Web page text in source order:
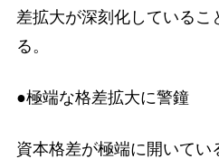
差拡大が深刻化しているこ
る。
●極端な格差拡大に警鐘
資本格差が極端に開いてい